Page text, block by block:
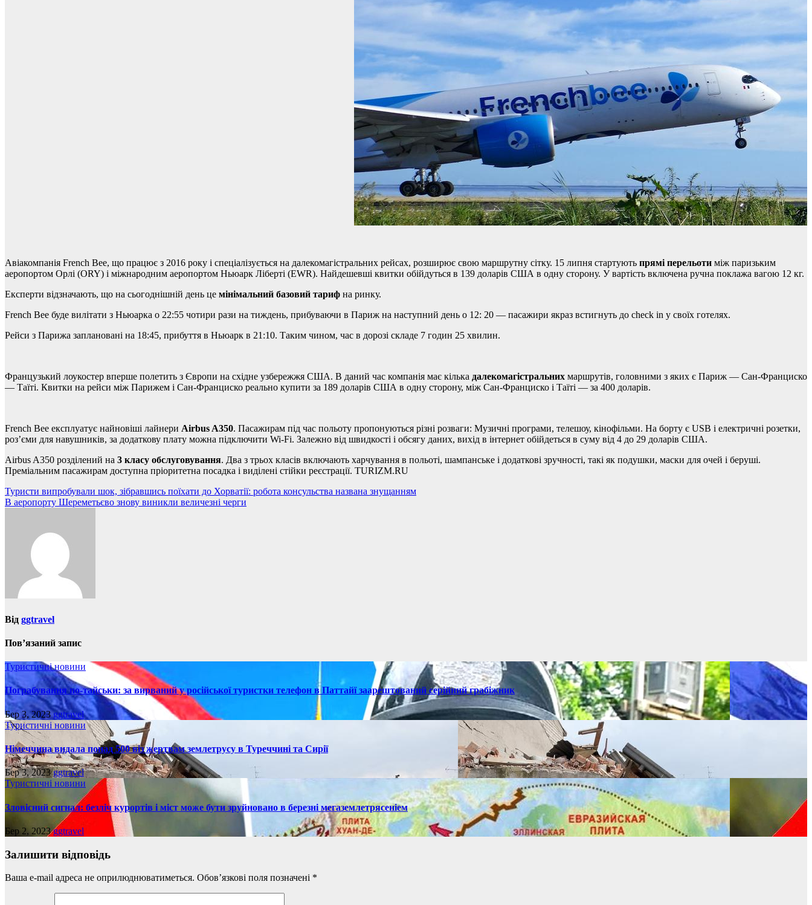
Авіакомпанія French Bee, що працює з 2016 року і спеціалізується на далекомагістральних рейсах, розширює свою маршрутну сітку. 15 липня стартують прямі перельоти між паризьким
аеропортом Орлі (ORY) і міжнародним аеропортом Ньюарк Ліберті (EWR). Найдешевші квитки обійдуться в 139 доларів США в одну сторону. У вартість включена ручна поклажа вагою 12 кг.
Експерти відзначають, що на сьогоднішній день це мінімальний базовий тариф на ринку.
French Bee буде вилітати з Ньюарка о 22:55 чотири рази на тиждень, прибуваючи в Париж на наступний день о 12: 20 — пасажири якраз встигнуть до check in у своїх готелях.
Рейси з Парижа заплановані на 18:45, прибуття в Ньюарк в 21:10. Таким чином, час в дорозі складе 7 годин 25 хвилин.
Французький лоукостер вперше полетить з Європи на східне узбережжя США. В даний час компанія має кілька далекомагістральних маршрутів, головними з яких є Париж — Сан-Франциско
— Таїті. Квитки на рейси між Парижем і Сан-Франциско реально купити за 189 доларів США в одну сторону, між Сан-Франциско і Таїті — за 400 доларів.
French Bee експлуатує найновіші лайнери Airbus A350. Пасажирам під час польоту пропонуються різні розваги: Музичні програми, телешоу, кінофільми. На борту є USB і електричні розетки,
роз’єми для навушників, за додаткову плату можна підключити Wi-Fi. Залежно від швидкості і обсягу даних, вихід в інтернет обійдеться в суму від 4 до 29 доларів США.
Airbus A350 розділений на 3 класу обслуговування. Два з трьох класів включають харчування в польоті, шампанське і додаткові зручності, такі як подушки, маски для очей і беруші.
Преміальним пасажирам доступна пріоритетна посадка і виділені стійки реєстрації. TURIZM.RU
Навігація
записів
Туристи випробували шок, зібравшись поїхати до Хорватії: робота консульства названа знущанням
В аеропорту Шереметьєво знову виникли величезні черги
Від ggtravel
Пов’язаний запис
Туристичні новини
Пограбування по-тайськи: за вирваний у російської туристки телефон в Паттайї заарештований серійний грабіжник
Бер 3, 2023ggtravel
Туристичні новини
Німеччина видала понад 500 віз жертвам землетрусу в Туреччині та Сирії
Бер 3, 2023ggtravel
Туристичні новини
Зловісний сигнал: безліч курортів і міст може бути зруйновано в березні мегаземлетрясеніем
Бер 2, 2023ggtravel
Залишити відповідь
Ваша e-mail адреса не оприлюднюватиметься. Обов’язкові поля позначені *